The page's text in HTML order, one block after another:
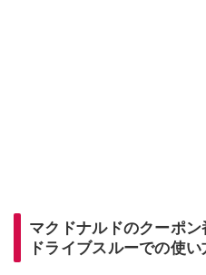
マクドナルドのクーポ
ドライブスルーでの使い